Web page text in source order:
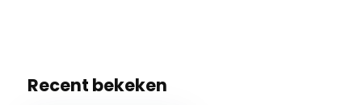
Recent bekeken